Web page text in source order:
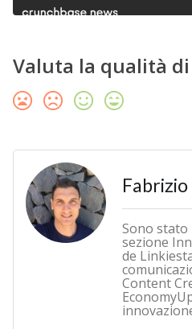
Valuta la qualità
Sono stato
sezione
de
Content